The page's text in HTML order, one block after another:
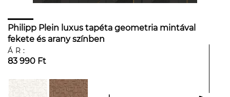
Philipp Plein luxus tapéta geometria mintával
fekete és arany színben
ÁR:
83 990 Ft